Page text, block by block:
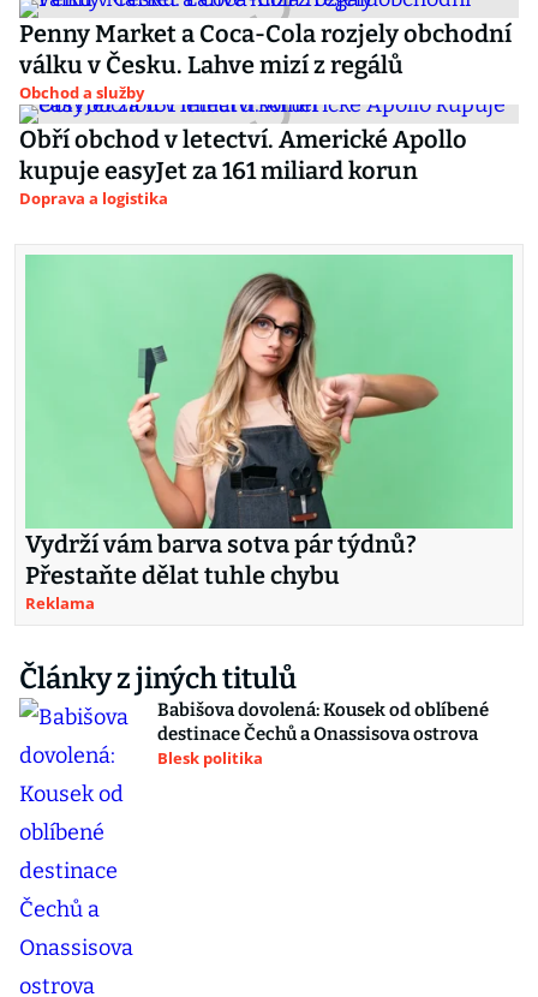
Penny Market a Coca-Cola rozjely obchodní
válku v Česku. Lahve mizí z regálů
Obchod a služby
Obří obchod v letectví. Americké Apollo
kupuje easyJet za 161 miliard korun
Doprava a logistika
Vydrží vám barva sotva pár týdnů?
Přestaňte dělat tuhle chybu
Reklama
Články z jiných titulů
Babišova dovolená: Kousek od oblíbené
destinace Čechů a Onassisova ostrova
Blesk politika